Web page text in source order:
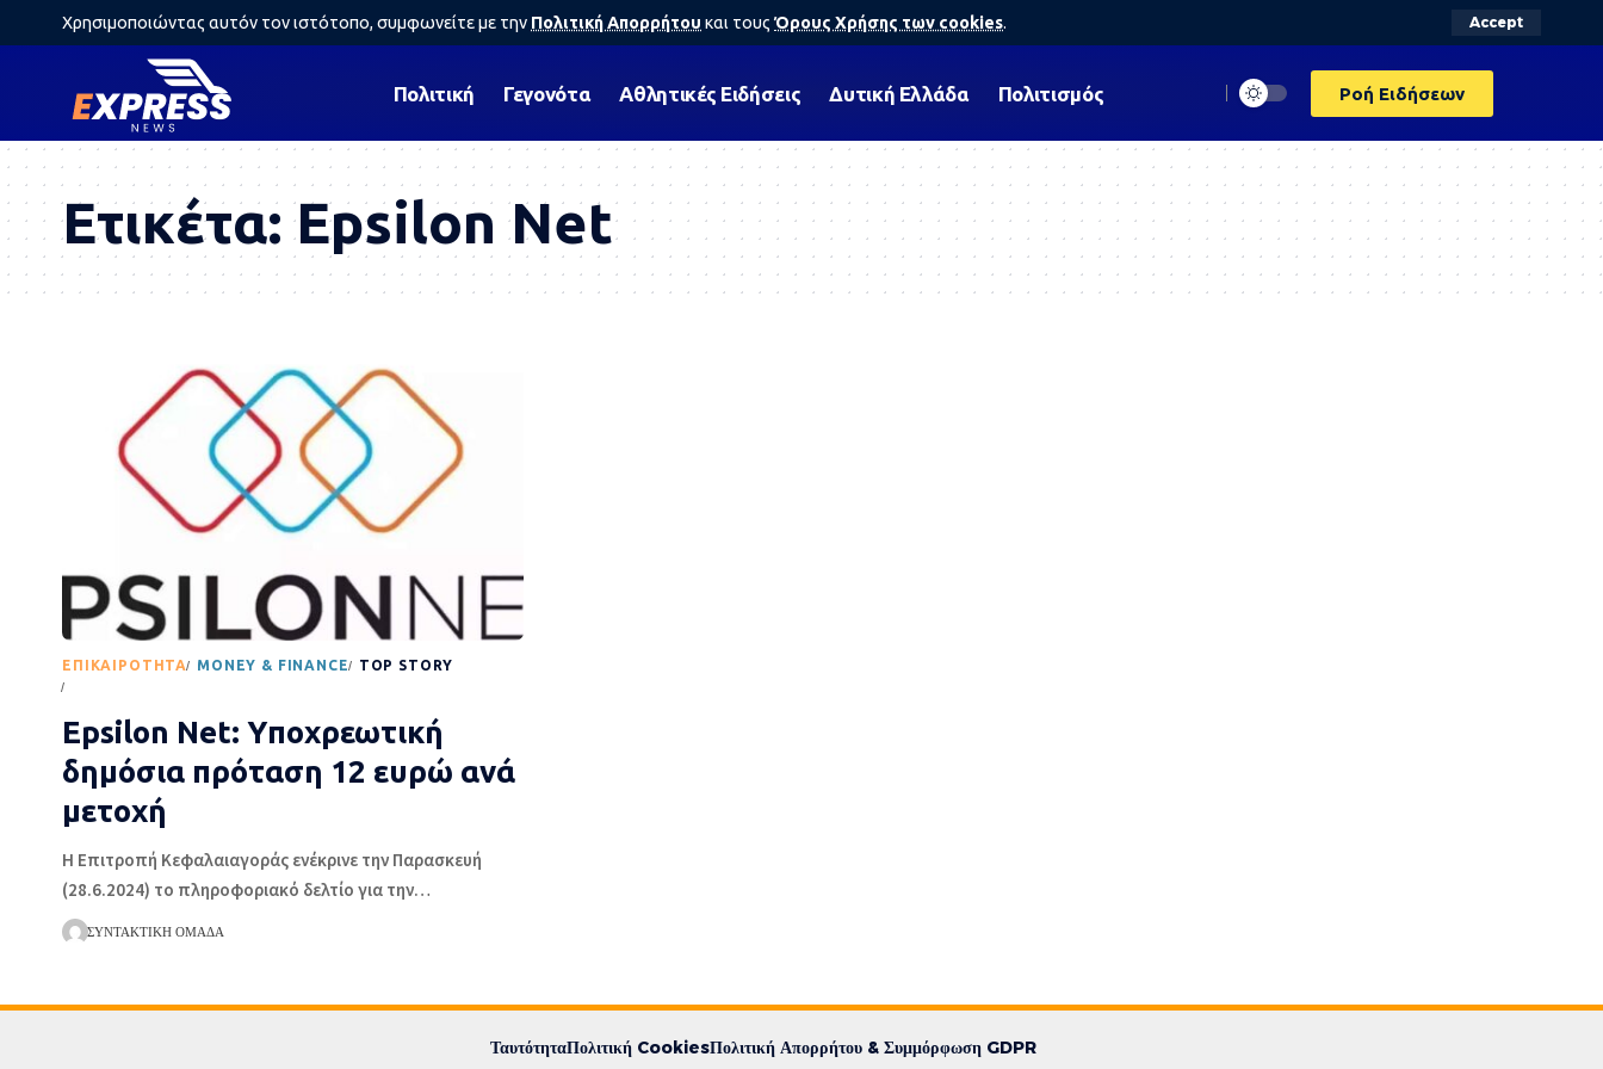
Χρησιμοποιώντας αυτόν τον ιστότοπο, συμφωνείτε με την Πολιτική Απορρήτου και τους Όρους Χρήσης των cookies. Accept
Πολιτική Γεγονότα Αθλητικές Ειδήσεις Δυτική Ελλάδα Πολιτισμός Ροή Ειδήσεων
Ετικέτα:Epsilon Net
EΠΙΚΑΙΡΌΤΗΤΑ MONEY & FINANCE
TOP STORY
Epsilon Net: Υποχρεωτική
δημόσια πρόταση 12 ευρώ ανά
μετοχή
Η Επιτροπή Κεφαλαιαγοράς ενέκρινε την Παρασκευή
(28.6.2024) το πληροφοριακό δελτίο για την…
ΣΥΝΤΑΚΤΙΚΉ ΟΜΆΔΑ
ΤαυτότηταΠολιτική CookiesΠολιτική Απορρήτου & Συμμόρφωση GDPR